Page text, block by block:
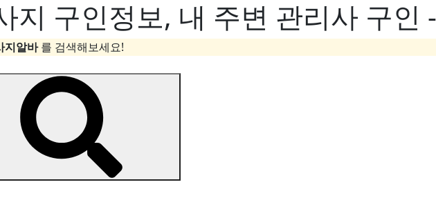
지 구인정보, 내 주변 관리사 구인
지알바를 검색해보세요!